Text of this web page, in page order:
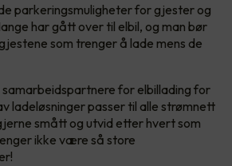
parkeringsmuligheter for gjester og
har gått over til elbil, og man bør
som trenger å lade mens de
samarbeidspartnere for elbillading for
ladeløsninger passer til alle strømnett
smått og utvid etter hvert som
ikke være så store